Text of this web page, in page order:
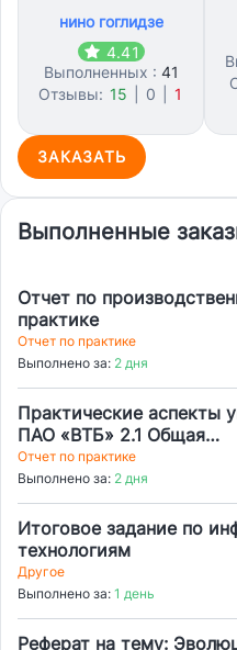
нино гоглидзе
4.41
Выполненных : 41
Отзывы: 15 0 1
ЗАКАЗАТЬ
Выполненные
Отчет по
практике
Отчет по практике
Выполнено за: 2 дня
Практические аспекты
ПАО «ВТБ» 2.1 Общая
характеристика
организации 2.2
анализ деятельности
2.3 Анализ управления
организацией
Отчет по практике
Выполнено за: 2 дня
Итоговое задание по
технологиям
Другое
Выполнено за: 1 день
Реферат на тему: